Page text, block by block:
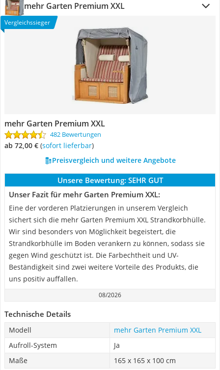
mehr Garten Premium XXL
Vergleichssieger
mehr Garten Premium XXL
482 Bewertungen
ab 72,00 € ( Sofort lieferbar)
Preisvergleich und weitere Angebote
Unsere Bewertung: SEHR GUT
Unser Fazit für mehr Garten Premium XXL:
Eine der vorderen Platzierungen in unserem Vergleich
sichert sich die mehr Garten Premium XXL Strandkorbhülle.
Wir sind besonders von Möglichkeit begeistert, die
Strandkorbhülle im Boden verankern zu können, sodass sie
gegen Wind geschützt ist. Die Farbechtheit und UV-
Beständigkeit sind zwei weitere Vorteile des Produkts, die
uns positiv auffallen.
08/2026
Technische Details
Modell
mehr Garten Premium XXL
Aufroll-System
Ja
Maße
165 x 165 x 100 cm